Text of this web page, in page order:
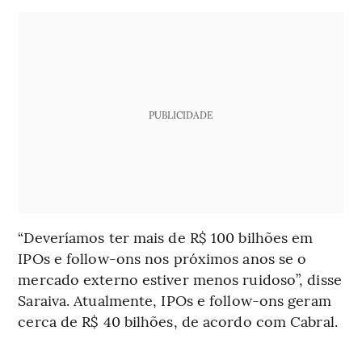
PUBLICIDADE
“Deveríamos ter mais de R$ 100 bilhões em
IPOs e follow-ons nos próximos anos se o
mercado externo estiver menos ruidoso”, disse
Saraiva. Atualmente, IPOs e follow-ons geram
cerca de R$ 40 bilhões, de acordo com Cabral.